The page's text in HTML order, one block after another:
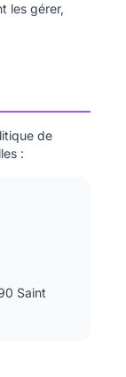
les gérer,
de
:
Saint